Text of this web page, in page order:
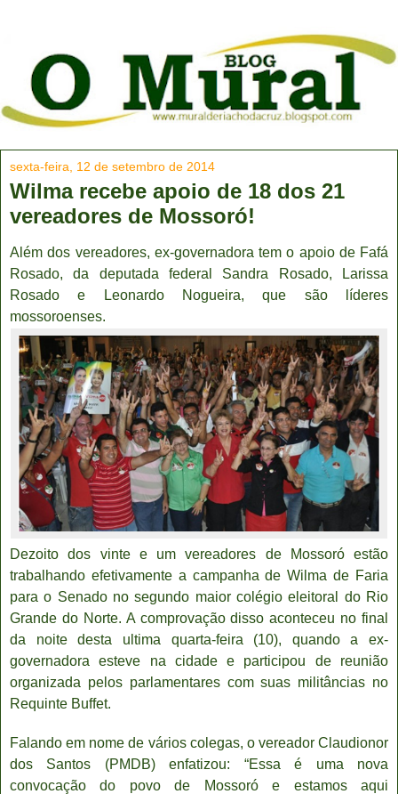
sexta-feira, 12 de setembro de 2014
Wilma recebe apoio de 18 dos 21
vereadores de Mossoró!
Além dos vereadores, ex-governadora tem o apoio de Fafá
Rosado, da deputada federal Sandra Rosado, Larissa
Rosado e Leonardo Nogueira, que são líderes
mossoroenses.
Dezoito dos vinte e um vereadores de Mossoró estão
trabalhando efetivamente a campanha de Wilma de Faria
para o Senado no segundo maior colégio eleitoral do Rio
Grande do Norte. A comprovação disso aconteceu no final
da noite desta ultima quarta-feira (10), quando a ex-
governadora esteve na cidade e participou de reunião
organizada pelos parlamentares com suas militâncias no
Requinte Buffet.
Falando em nome de vários colegas, o vereador Claudionor
dos Santos (PMDB) enfatizou: “Essa é uma nova
convocação do povo de Mossoró e estamos aqui